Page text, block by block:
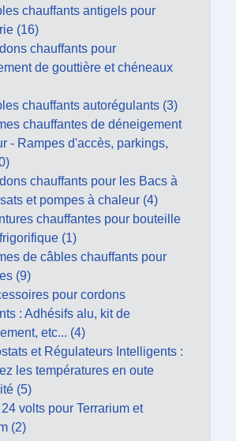
chauffants antigels pour
(16)
chauffants pour
de gouttière et chéneaux
chauffants autorégulants (3)
chauffantes de déneigement
- Rampes d'accès, parkings,
chauffants pour les Bacs à
et pompes à chaleur (4)
chauffantes pour bouteille
(1)
de câbles chauffants pour
(9)
pour cordons
: Adhésifs alu, kit de
etc... (4)
et Régulateurs Intelligents :
les températures en oute
(5)
volts pour Terrarium et
(2)